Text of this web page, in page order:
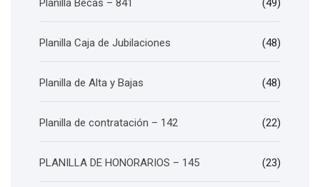
Planilla Becas – 841 (49)
Planilla Caja de Jubilaciones (48)
Planilla de Alta y Bajas (48)
Planilla de contratación – 142 (22)
PLANILLA DE HONORARIOS – 145 (23)